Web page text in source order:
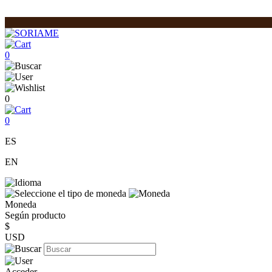
0
0
0
ES
EN
Moneda
Según producto
$
USD